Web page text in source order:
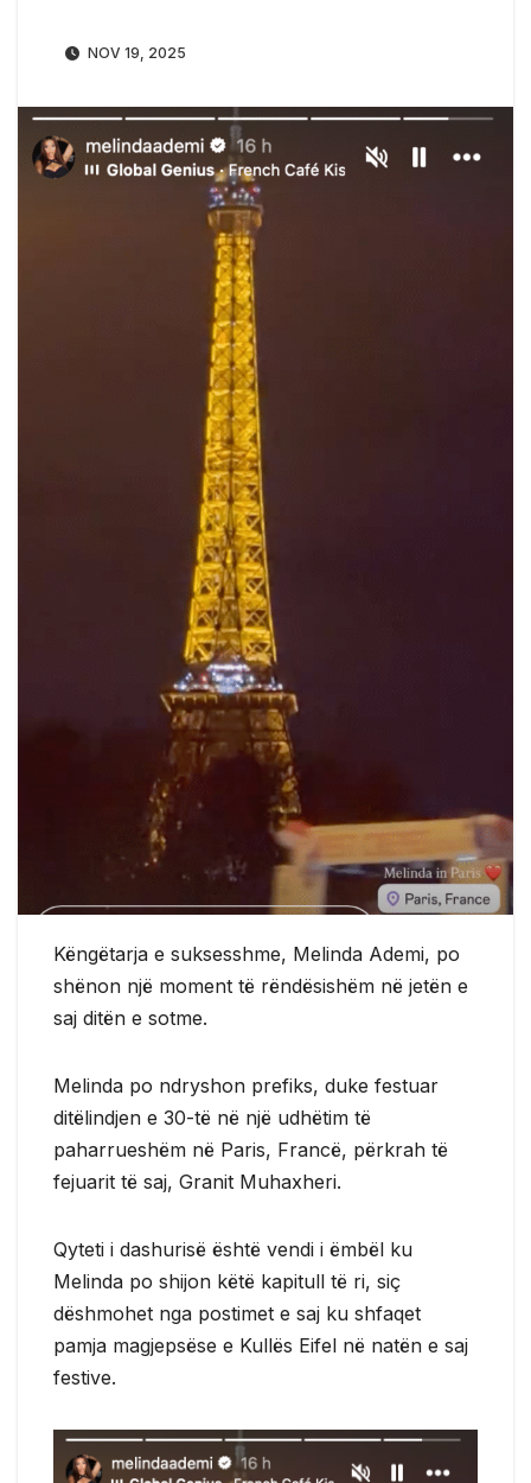
NOV 19, 2025
Këngëtarja e suksesshme, Melinda Ademi, po
shënon një moment të rëndësishëm në jetën e
saj ditën e sotme.
Melinda po ndryshon prefiks, duke festuar
ditëlindjen e 30-të në një udhëtim të
paharrueshëm në Paris, Francë, përkrah të
fejuarit të saj, Granit Muhaxheri.
Qyteti i dashurisë është vendi i ëmbël ku
Melinda po shijon këtë kapitull të ri, siç
dëshmohet nga postimet e saj ku shfaqet
pamja magjepsëse e Kullës Eifel në natën e saj
festive.